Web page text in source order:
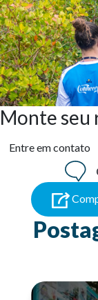
Monte seu
Entre em contato